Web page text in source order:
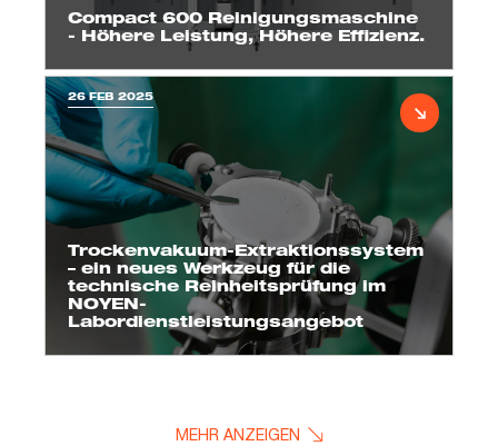
Compact 600 Reinigungsmaschine
- Höhere Leistung, Höhere Effizienz.
26 FEB 2025
Trockenvakuum-Extraktionssystem
– ein neues Werkzeug für die
technische Reinheitsprüfung im
NOYEN-
Labordienstleistungsangebot
MEHR ANZEIGEN